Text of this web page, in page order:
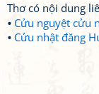
Thơ có nội dung
Cửu nguyệt cửu
Cửu nhật đăng